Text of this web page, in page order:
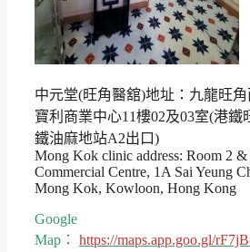
中元堂(旺角醫舘)地址：九龍旺
寶利商業中心11樓02及03室(港鐵
鐵油麻地站A2出口)
Mong Kok clinic address: Room 2 &
Commercial Centre, 1A Sai Yeung
Mong Kok, Kowloon, Hong Kong
Google
Map： https://maps.app.goo.gl/